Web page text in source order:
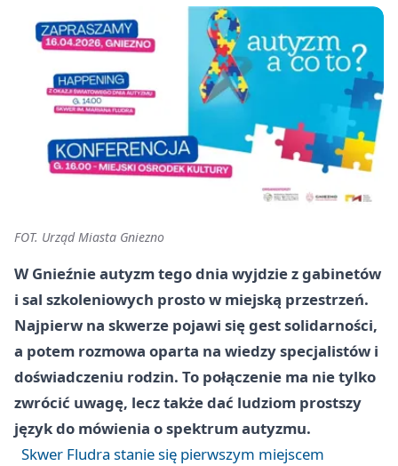
FOT. Urząd Miasta Gniezno
W Gnieźnie autyzm tego dnia wyjdzie z gabinetów
i sal szkoleniowych prosto w miejską przestrzeń.
Najpierw na skwerze pojawi się gest solidarności,
a potem rozmowa oparta na wiedzy specjalistów i
doświadczeniu rodzin. To połączenie ma nie tylko
zwrócić uwagę, lecz także dać ludziom prostszy
język do mówienia o spektrum autyzmu.
Skwer Fludra stanie się pierwszym miejscem